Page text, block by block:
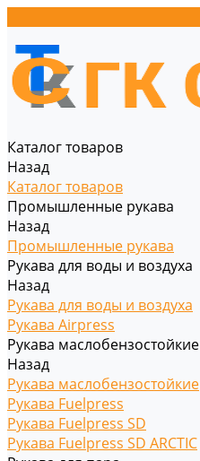
Каталог товаров
Назад
Каталог товаров
Промышленные рукава
Назад
Промышленные рукава
Рукава для воды и воздуха
Назад
Рукава для воды и воздуха
Рукава Airpress
Рукава маслобензостойкие
Назад
Рукава маслобензостойкие
Рукава Fuelpress
Рукава Fuelpress SD
Рукава Fuelpress SD ARCTIC